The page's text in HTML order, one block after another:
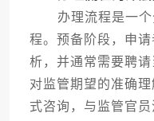
办理流程是一个
程。预备阶段，申
析，并通常需要聘
对监管期望的准确
式咨询，与监管官